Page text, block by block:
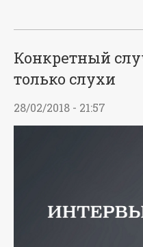
Конкретный
только слухи
28/02/2018 - 21:57